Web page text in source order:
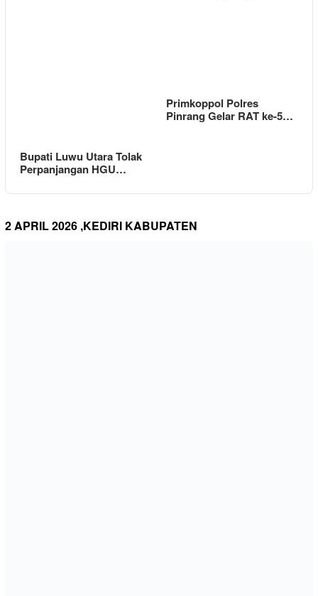
Bupati Luwu Utara Tolak
Perpanjangan HGU…
Primkoppol Polres
Pinrang Gelar RAT ke-5…
2 APRIL 2026 ,KEDIRI KABUPATEN